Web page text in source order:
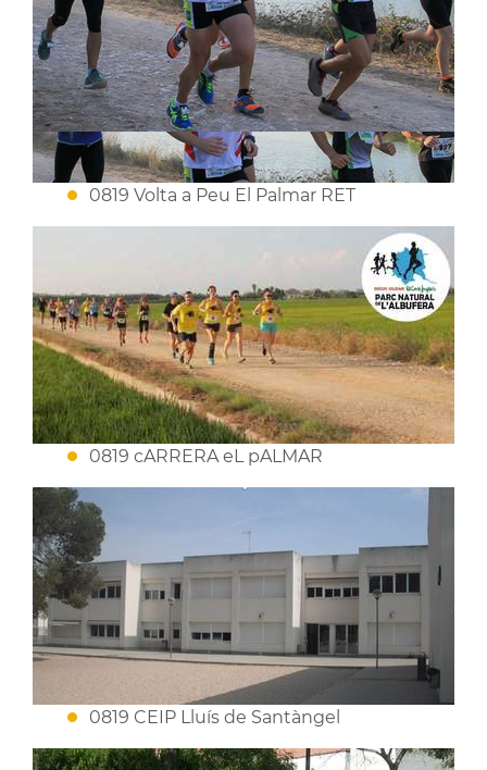
0819 Volta a Peu El Palmar RET
0819 cARRERA eL pALMAR
0819 CEIP Lluís de Santàngel